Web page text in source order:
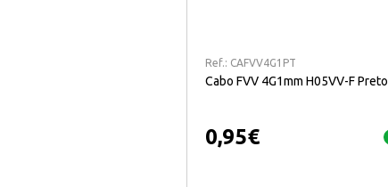
Ref.: CAFVV4G1PT
Cabo FVV 4G1mm H05VV-F Preto
0,95€